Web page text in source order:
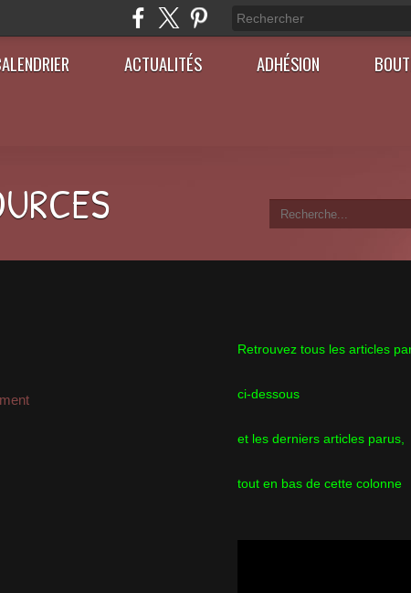
ACTUALITÉS ADHÉSION
Retrouvez tous les articles
ci-dessous
et les derniers articles parus,
tout en bas de cette colonne